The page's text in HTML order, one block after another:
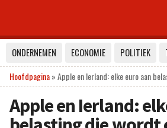
ONDERNEMEN ECONOMIE POLITIEK
Hoofdpagina»Apple en Ierland: elke euro aan
Apple en Ierland: